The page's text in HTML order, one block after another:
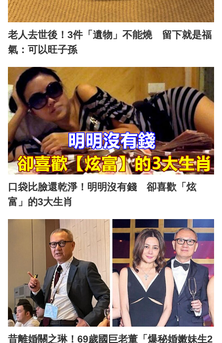
老人去世後！3件「遺物」不能燒 留下就是福
氣：可以旺子孫
口袋比臉還乾淨！明明沒有錢 卻喜歡「炫
富」的3大生肖
昔離婚關之琳！69歲國巨老董「爆秘婚嫩妹生2